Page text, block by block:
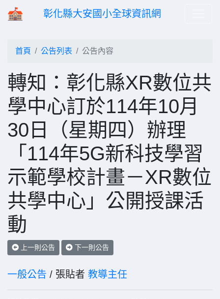
彰化縣大安國小全球資訊網
首頁 公告列表 公告內容
轉知：彰化縣XR數位共
學中心訂於114年10月
30日（星期四）辦理
「114年5G新科技學習
示範學校計畫－XR數位
共學中心」公開授課活
動
上一則公告 下一則公告
一般公告 / 張貼者 教導主任